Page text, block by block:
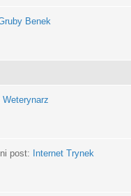
Benek
Weterynarz
post: Internet Trynek